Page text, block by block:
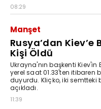
08:29
Manşet
Rusya’dan Kiev’e
Kişi Öldü
Ukrayna'nın başkenti Kiev'in
yerel saat 01.33'ten itibaren
duyurdu. Kliçko, iki semtteki
açıkladı.
11:39